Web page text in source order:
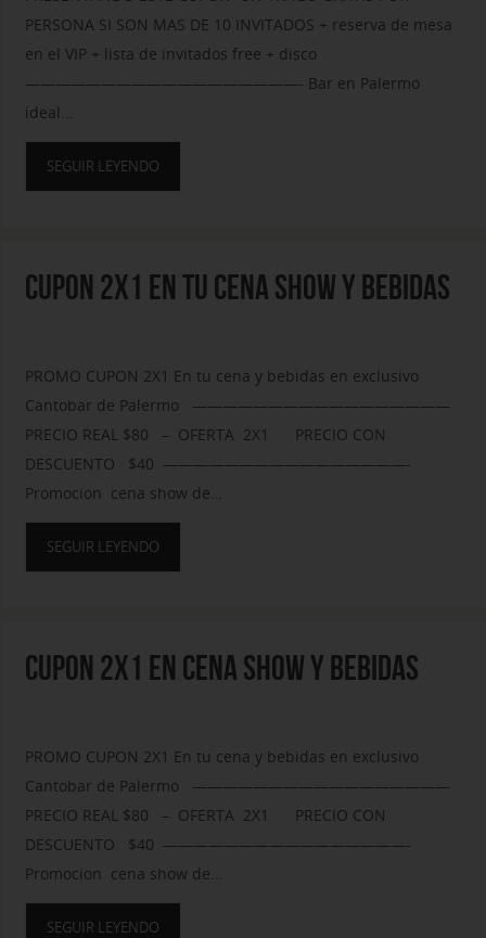
PERSONA SI SON MAS DE 10 INVITADOS + reserva de mesa
en el VIP + lista de invitados free + disco
——————————————————- Bar en Palermo
ideal…
SEGUIR LEYENDO
CUPON 2X1 EN TU CENA SHOW Y BEBIDAS
PROMO CUPON 2X1 En tu cena y bebidas en exclusivo
Cantobar de Palermo —————————————————
PRECIO REAL $80 – OFERTA 2X1 PRECIO CON
DESCUENTO $40 ————————————————-
Promocion cena show de…
SEGUIR LEYENDO
CUPON 2X1 EN CENA SHOW Y BEBIDAS
PROMO CUPON 2X1 En tu cena y bebidas en exclusivo
Cantobar de Palermo —————————————————
PRECIO REAL $80 – OFERTA 2X1 PRECIO CON
DESCUENTO $40 ————————————————-
Promocion cena show de…
SEGUIR LEYENDO